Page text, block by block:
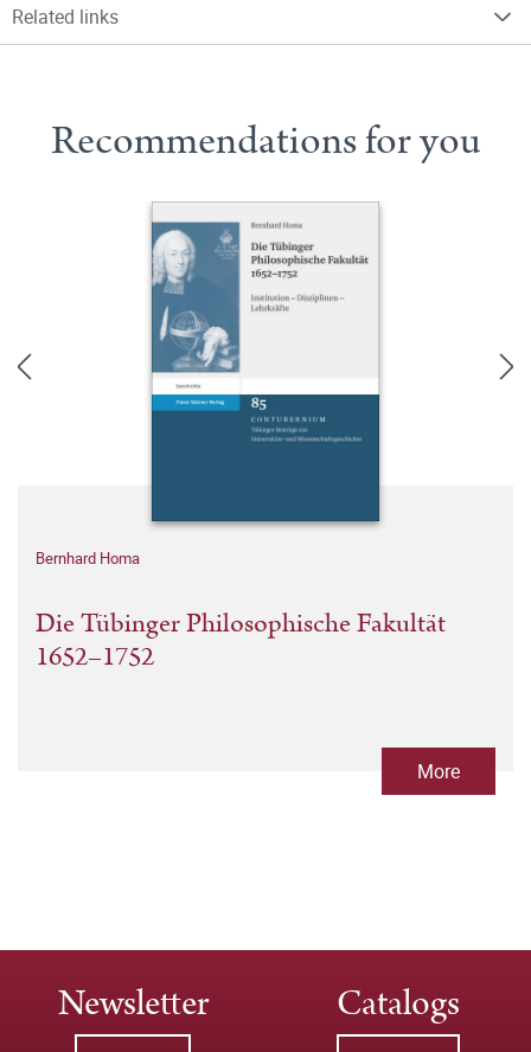
Related links
Recommendations for you
Bernhard Homa
Die Tübinger Philosophische Fakultät
1652–1752
More
Newsletter Catalogs